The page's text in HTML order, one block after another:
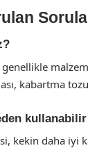
kabartma
kekin daha iyi